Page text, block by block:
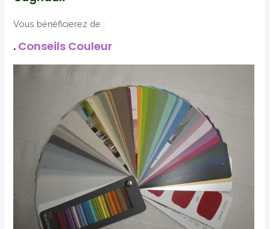
Vous bénéficierez de :
. Conseils Couleur